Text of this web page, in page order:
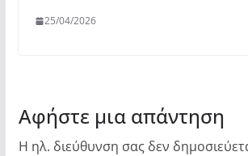
25/04/2026
Αφήστε μια απάντηση
Η ηλ. διεύθυνση σας δεν